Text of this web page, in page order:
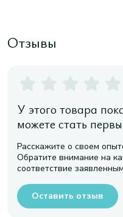
Отзывы
У этого товара
можете стать
Расскажите о своем
Обратите внимание на
соответствие
Оставить отзыв